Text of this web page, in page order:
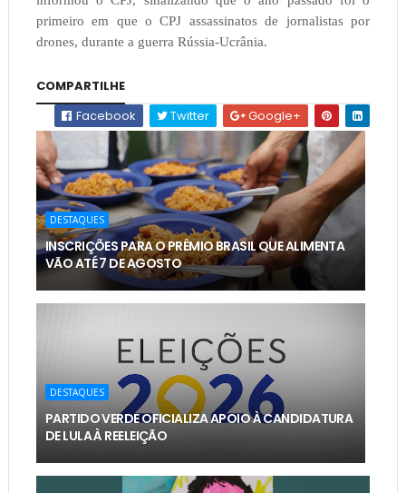
primeiro em que o CPJ assassinatos de jornalistas por
drones, durante a guerra Rússia-Ucrânia.
COMPARTILHE
Facebook
Twitter Google+
DESTAQUES
INSCRIÇÕES PARA O PRÊMIO BRASIL QUE ALIMENTA
VÃO ATÉ 7 DE AGOSTO
DESTAQUES
PARTIDO VERDE OFICIALIZA APOIO À CANDIDATURA
DE LULA À REELEIÇÃO